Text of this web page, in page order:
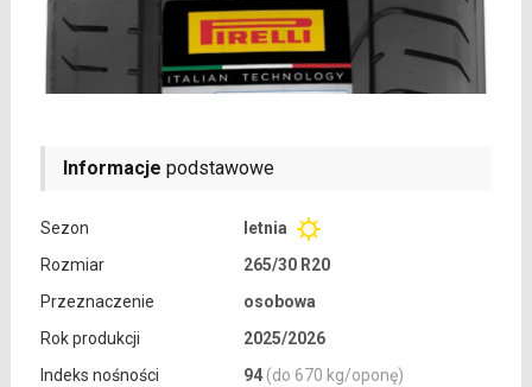
Informacje podstawowe
Sezon
letnia
Rozmiar
265/30 R20
Przeznaczenie
osobowa
Rok produkcji
2025/2026
Indeks nośności
94 (do 670 kg/oponę)